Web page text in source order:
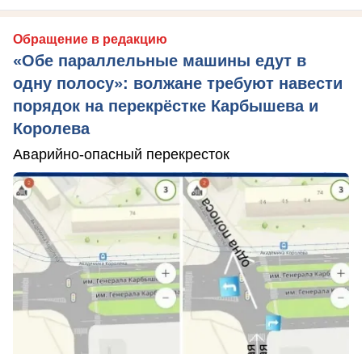
Обращение в редакцию
«Обе параллельные машины едут в
одну полосу»: волжане требуют навести
порядок на перекрёстке Карбышева и
Королева
Аварийно-опасный перекресток